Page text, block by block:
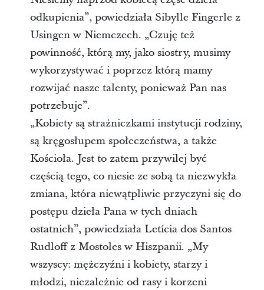
odkupienia”, powiedziała Sibylle Fingerle z
Usingen w Niemczech. „Czuję też
powinność, którą my, jako siostry, musimy
wykorzystywać i poprzez którą mamy
rozwijać nasze talenty, ponieważ Pan nas
potrzebuje”.
„Kobiety są strażniczkami instytucji rodziny,
są kręgosłupem społeczeństwa, a także
Kościoła. Jest to zatem przywilej być
częścią tego, co niesie ze sobą ta niezwykła
zmiana, która niewątpliwie przyczyni się do
postępu dzieła Pana w tych dniach
ostatnich”, powiedziała Letícia dos Santos
Rudloff z Mostoles w Hiszpanii. „My
wszyscy: mężczyźni i kobiety, starzy i
młodzi, niezależnie od rasy i korzeni